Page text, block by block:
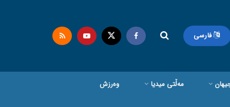
فارسی
مەڵتی میدیا وەرزش